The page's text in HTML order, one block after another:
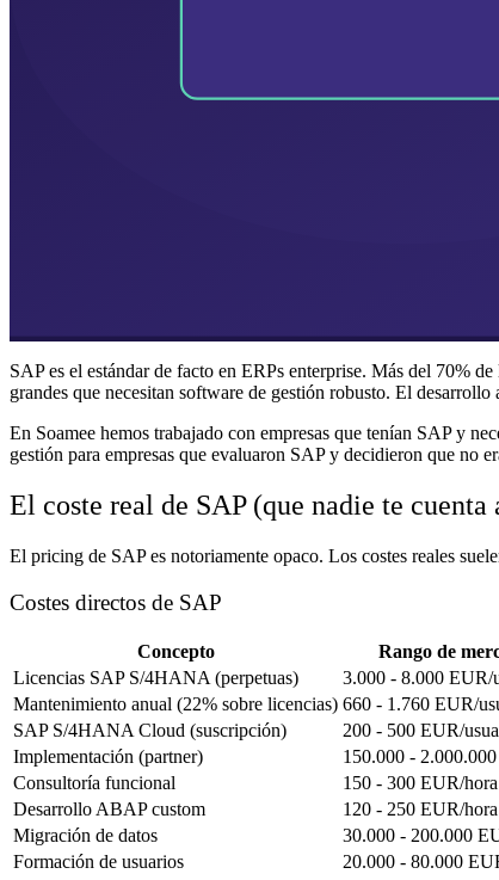
SAP es el estándar de facto en ERPs enterprise. Más del 70%
grandes que necesitan software de gestión robusto. El
En Soamee hemos trabajado con empresas que tenían SAP y
gestión para empresas que evaluaron SAP y decidieron que no
El coste real de SAP (que nadie te
El pricing de SAP es notoriamente opaco. Los costes reales
Costes directos de SAP
Concepto
Rango de
Licencias SAP S/4HANA (perpetuas)
3.000 - 8.000 EUR/
Mantenimiento anual (22% sobre licencias) 660 - 1.760 EUR/
SAP S/4HANA Cloud (suscripción)
200 - 500 EUR/
Implementación (partner)
150.000 -
Consultoría funcional
150 - 300 EUR/hora
Desarrollo ABAP custom
120 - 250 EUR/hora
Migración de datos
30.000 - 200.000
Formación de usuarios
20.000 - 80.000